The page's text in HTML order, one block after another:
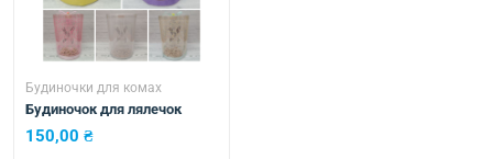
Будиночки для комах
Будиночок для лялечок
150,00 ₴